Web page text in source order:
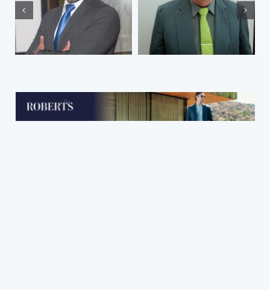
maduro: las
reformas de
2026 a las
Reglas de
de la LFPIORPI
¿Por qué soy
abogado?